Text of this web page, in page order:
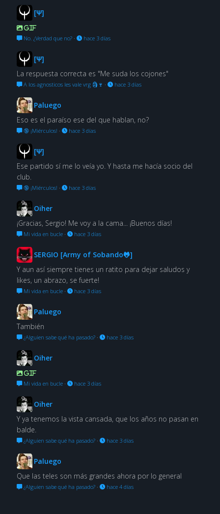
[Ψ]
GIF
No. ¿Verdad que no?· hace 3 días
[Ψ]
La respuesta correcta es "Me suda los cojones"
A los agnosticos les vale vrg 🗿🍷 · hace 3 días
Paluego
Eso es el paraíso ese del que hablan, no?
🔞 ¡Miérculos! · hace 3 días
[Ψ]
Ese partido sí me lo veía yo. Y hasta me hacía socio del
club.
🔞 ¡Miérculos! · hace 3 días
Oiher
¡Gracias, Sergio! Me voy a la cama... ¡Buenos días!
Mi vida en bucle· hace 3 días
SERGIO [Army of Sobando🐸]
Y aun así siempre tienes un ratito para dejar saludos y
likes, un abrazo, se fuerte!
Mi vida en bucle· hace 3 días
Paluego
También
¿Alguien sabe qué ha pasado?· hace 3 días
Oiher
GIF
Mi vida en bucle· hace 3 días
Oiher
Y ya tenemos la vista cansada, que los años no pasan en
balde.
¿Alguien sabe qué ha pasado?· hace 3 días
Paluego
Que las teles son más grandes ahora por lo general
¿Alguien sabe qué ha pasado?· hace 4 días